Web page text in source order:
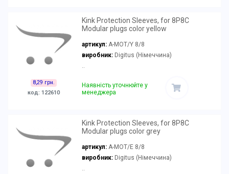
8,29 грн.
код: 122610
Kink Protection Sleeves, for 8P8C
Modular plugs color yellow
артикул: A-MOT/Y 8/8
виробник:Digitus (Німеччина)
Наявність уточнюйте у
менеджера
Kink Protection Sleeves, for 8P8C
Modular plugs color grey
артикул: A-MOT/E 8/8
виробник:Digitus (Німеччина)